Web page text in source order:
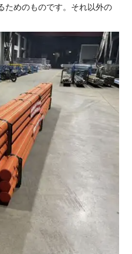
ためのものです。それ以外の